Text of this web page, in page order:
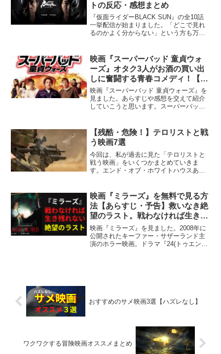
トの反応・感想まとめ
『仮面ライダーBLACK SUN』の全10話
一挙配信が始まりました。「どこで見れ
るのかよく分からない」という方も万が
のプライム会員に登録することで全10話
が視聴可...
映画『スーパーバッド 童貞ウォ
ーズ』オタク3人がお酒の買い出
しに奮闘する青春コメディ！【エ
マ・ストーンのデビュー作】
映画『スーパーバッド 童貞ウォーズ』を
見ました。あらすじや感想を交えて紹介
していこうと思います。スーパーバッド
ながら大ヒットと叩き出した青春コメデ
ィ。原題...
【残酷・危険！】テロリストと戦
う映画7選
今回は、私が過去に見た「テロリストと
戦う映画」をいくつかまとめていきま
す。エンド・オブ・ホワイトハウスあら
守ることができなかったマイケル（ジェ
ラルド・バトラー）。それか...
映画『ミラーズ』を無料で見る方
法【あらすじ・予告】救いなき絶
望のラスト。戦わなければ生き残
れない！
映画『ミラーズ』を見ました。2008年に
公開されたキーファー・サザーランド主
演のホラー映画。ドラマ『24(トゥエンテ
おすすめのサメ映画3選【ハズレなし】
ワクワクする冒険映画オススメまとめ